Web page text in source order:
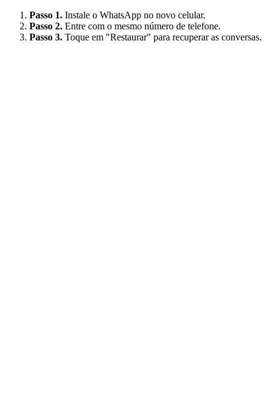
Passo 1. Instale o WhatsApp no novo celular.
Passo 2. Entre com o mesmo número de telefone.
Passo 3. Toque em "Restaurar" para recuperar as conversas.